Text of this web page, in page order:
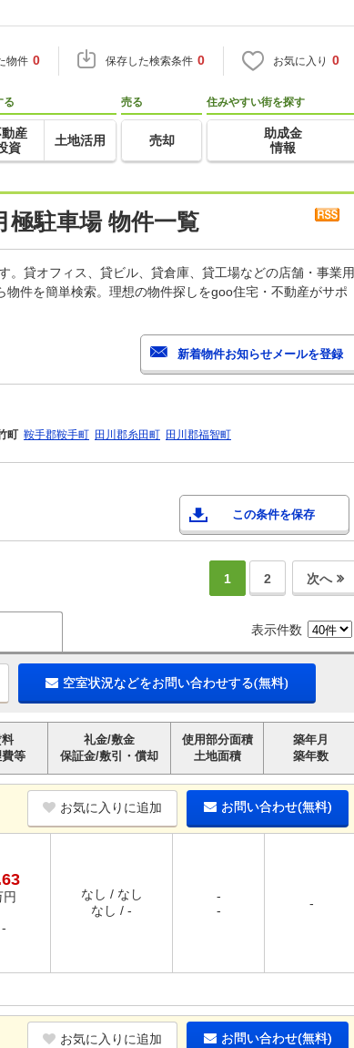
物件 0 保存した検索条件 0 お気に入り 0
る
産
資
土地活用
売る
売却
住みやすい街を探す
助成金
情報
極駐車場 物件一覧
貸オフィス、貸ビル、貸倉庫、貸工場などの店舗・事業用
件を簡単検索。理想の物件探しをgoo住宅・不動産がサポ
町 鞍手郡鞍手町 田川郡糸田町 田川郡福智町
この条件を保存
1 2 次へ
表示件数
空室状況などをお問い合わせする(無料)
等
礼金/敷金
保証金/敷引・償却
使用部分面積
土地面積
築年月
築年数
お気に入りに追加 お問い合わせ(無料)
円
-
なし / なし
なし / -
-
-
-
お気に入りに追加 お問い合わせ(無料)